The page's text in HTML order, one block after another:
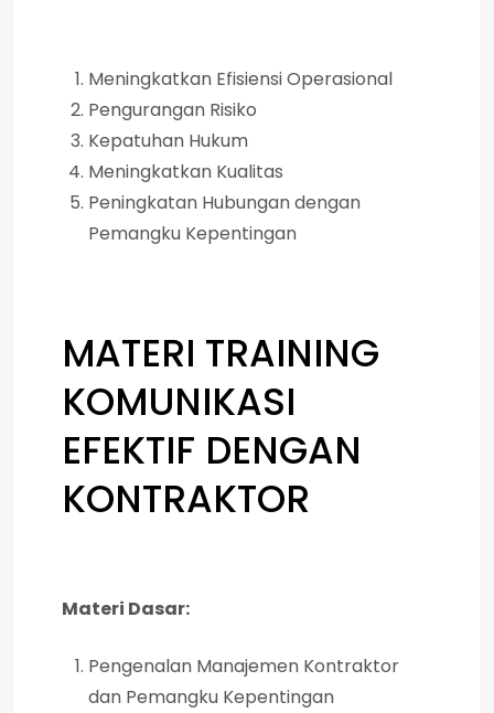
Meningkatkan Efisiensi Operasional
Pengurangan Risiko
Kepatuhan Hukum
Meningkatkan Kualitas
Peningkatan Hubungan dengan
Pemangku Kepentingan
MATERI TRAINING
KOMUNIKASI
EFEKTIF DENGAN
KONTRAKTOR
Materi Dasar:
Pengenalan Manajemen Kontraktor
dan Pemangku Kepentingan